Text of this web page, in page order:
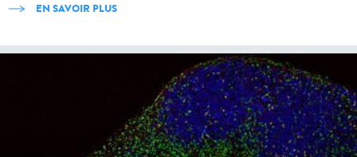
EN SAVOIR PLUS